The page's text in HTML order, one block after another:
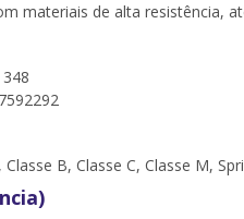
materiais de alta resistência,
348
Classe B, Classe C, Classe M,